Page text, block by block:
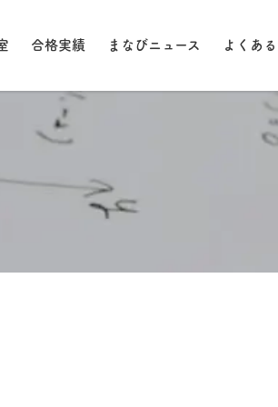
合格実績 まなびニュース よくあ